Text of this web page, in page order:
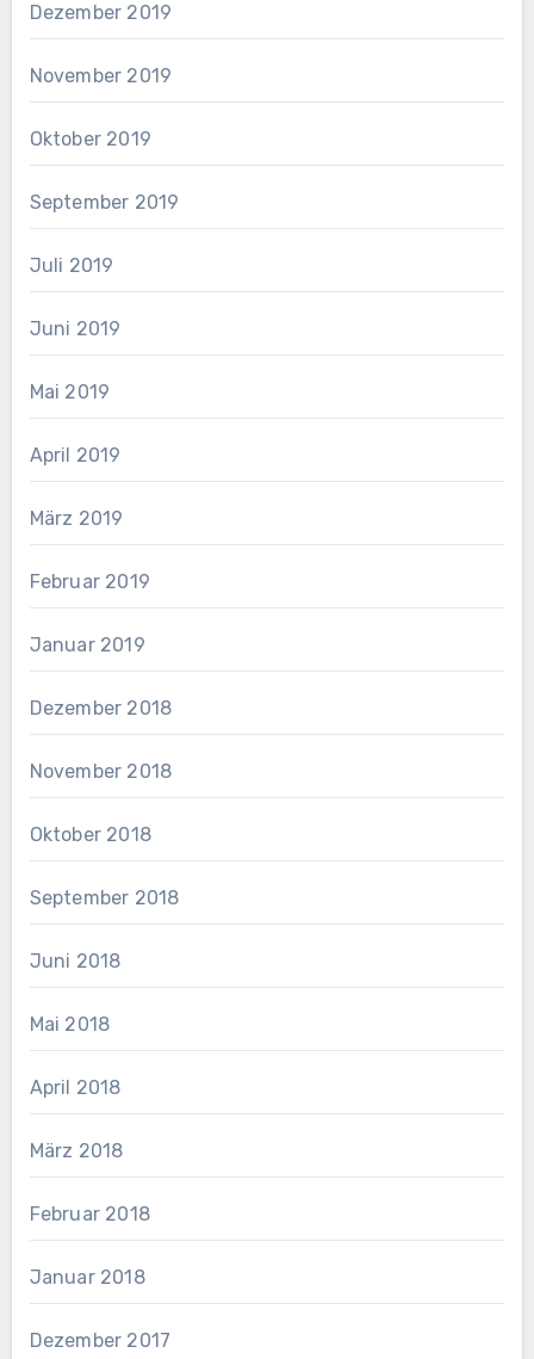
Dezember 2019
November 2019
Oktober 2019
September 2019
Juli 2019
Juni 2019
Mai 2019
April 2019
März 2019
Februar 2019
Januar 2019
Dezember 2018
November 2018
Oktober 2018
September 2018
Juni 2018
Mai 2018
April 2018
März 2018
Februar 2018
Januar 2018
Dezember 2017